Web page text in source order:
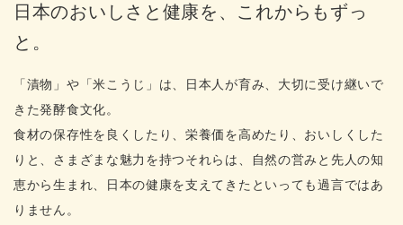
日本のおいしさと健康を、これからもずっ
と。
「漬物」や「米こうじ」は、日本人が育み、大切に受け継いで
きた発酵食文化。
食材の保存性を良くしたり、栄養価を高めたり、おいしくした
りと、さまざまな魅力を持つそれらは、自然の営みと先人の知
恵から生まれ、日本の健康を支えてきたといっても過言ではあ
りません。